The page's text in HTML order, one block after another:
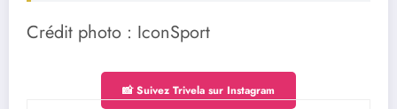
Crédit photo : IconSport
📸 Suivez Trivela sur Instagram